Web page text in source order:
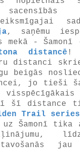
, saņēmu
mekā -
distancē !
distanci
beigās
jo tieši
šī distance
Trail series
uz Šamonī tika